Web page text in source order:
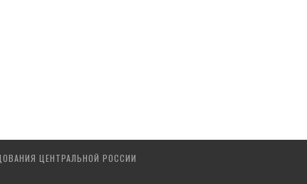
ЦЕНТРАЛЬНОЙ РОССИИ